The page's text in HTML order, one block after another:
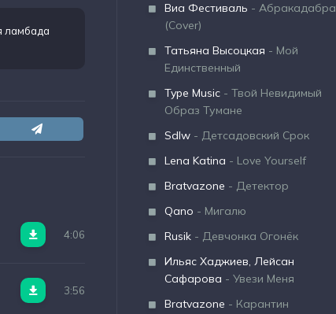
ламбада
4:06
3:56
Виа Фестиваль - Абракадабра
(Cover)
Татьяна Высоцкая - Мой
Единственный
Type Music - Твой Невидимый
Образ Тумане
Sdlw - Детсадовский Срок
Lena Katina - Love Yourself
Bratvazone - Детектор
Qano - Мигалю
Rusik - Девчонка Огонёк
Ильяс Хаджиев, Лейсан
Сафарова - Увези Меня
Bratvazone - Карантин